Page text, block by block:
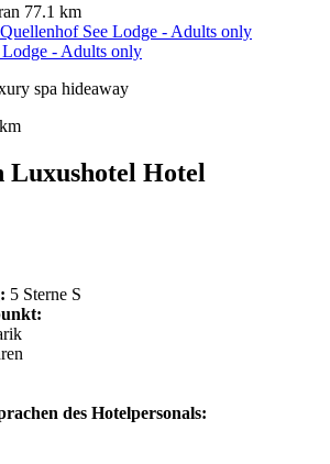
77.1 km
- Adults only
spa hideaway
Luxushotel Hotel
5 Sterne S
des Hotelpersonals: